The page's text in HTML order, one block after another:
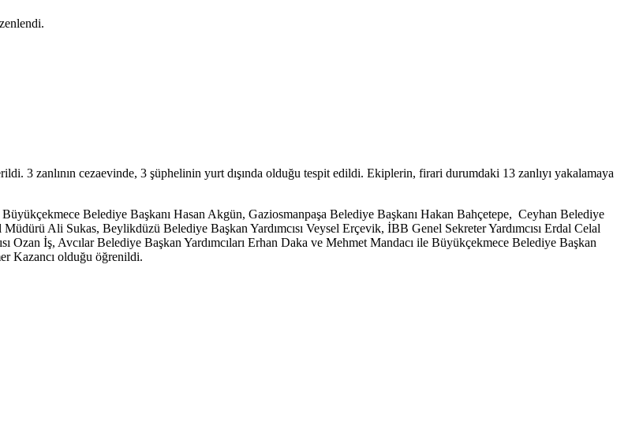
3 zanlının cezaevinde, 3 şüphelinin yurt dışında olduğu tespit edildi. Ekiplerin, firari durumdaki 13 zanlıyı yakalamaya
Belediye Başkanı Hasan Akgün, Gaziosmanpaşa Belediye Başkanı Hakan Bahçetepe, Ceyhan Belediye
Ali Sukas, Beylikdüzü Belediye Başkan Yardımcısı Veysel Erçevik, İBB Genel Sekreter Yardımcısı Erdal Celal
İş, Avcılar Belediye Başkan Yardımcıları Erhan Daka ve Mehmet Mandacı ile Büyükçekmece Belediye Başkan
Kazancı olduğu öğrenildi.